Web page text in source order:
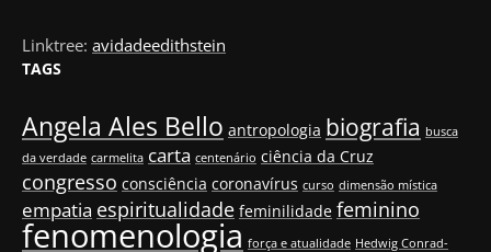
Linktree: avidadeedithstein
TAGS
Angela Ales Bello antropologia biografia busca
da verdade carmelita carta centenário ciência da Cruz
congresso consciência coronavírus curso dimensão mística
empatia espiritualidade feminilidade feminino
fenomenologia força e atualidade Hedwig Conrad-